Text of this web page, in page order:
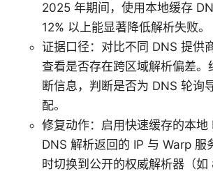
2025 年期间，使用本地缓存
12% 以上能显著降低解析失败。
证据口径：对比不同 DNS 提供
查看是否存在跨区域解析偏差。
断信息，判断是否为 DNS 轮询
配。
修复动作：启用快速缓存的本地
DNS 解析返回的 IP 与 Warp 服
时切换到公开的权威解析器（如